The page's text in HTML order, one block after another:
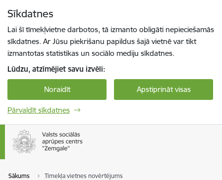
Sīkdatnes
Lai šī tīmekļvietne darbotos, tā izmanto obligāti nepieciešamās
sīkdatnes. Ar Jūsu piekrišanu papildus šajā vietnē var tikt
izmantotas statistikas un sociālo mediju sīkdatnes.
Lūdzu, atzīmējiet savu izvēli:
Noraidīt Apstiprināt visas
Pārvaldīt sīkdatnes
Sākums Tīmekļa vietnes novērtējums